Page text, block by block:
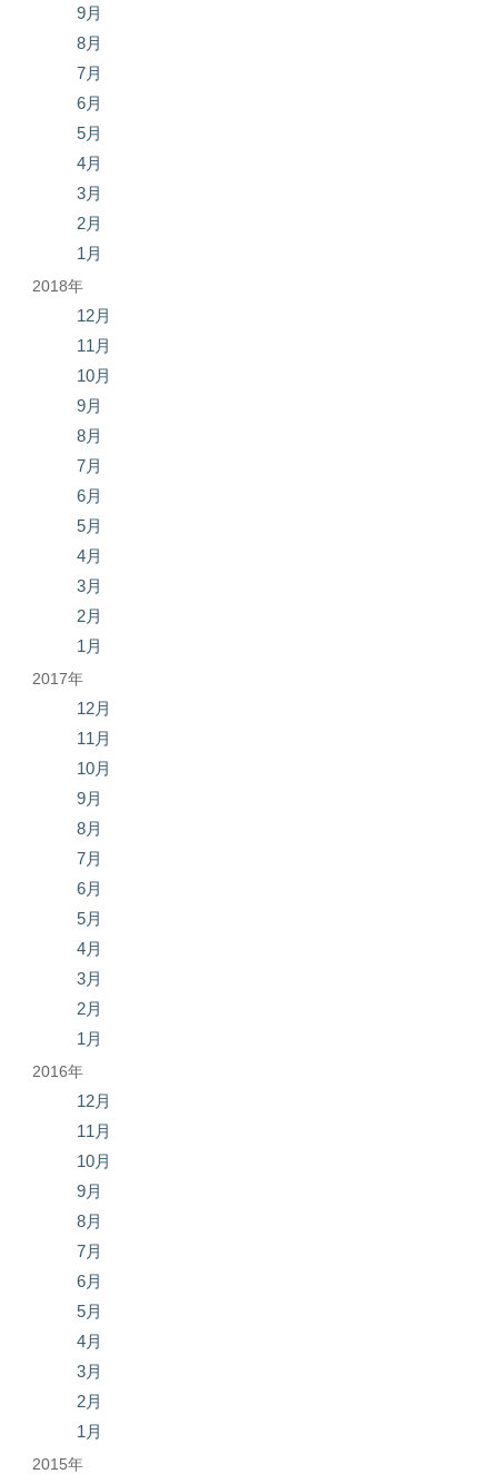
9月
8月
7月
6月
5月
4月
3月
2月
1月
2018年
12月
11月
10月
9月
8月
7月
6月
5月
4月
3月
2月
1月
2017年
12月
11月
10月
9月
8月
7月
6月
5月
4月
3月
2月
1月
2016年
12月
11月
10月
9月
8月
7月
6月
5月
4月
3月
2月
1月
2015年